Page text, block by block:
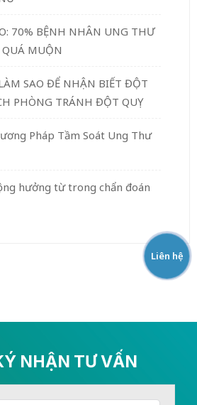
70% BỆNH NHÂN UNG THƯ
MUỘN
SAO ĐỂ NHẬN BIẾT ĐỘT
PHÒNG TRÁNH ĐỘT QUỴ
Pháp Tầm Soát Ung Thư
hưởng từ trong chẩn đoán
NHẬN TƯ VẤN
Liên hệ